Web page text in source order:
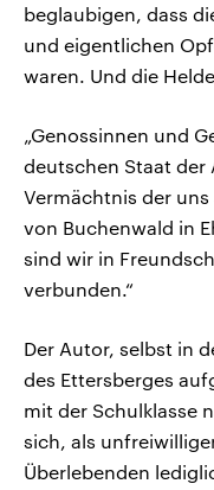
beglaubigen, dass
und eigentlichen
waren. Und die
„Genossinnen und
deutschen Staat der
Vermächtnis der
von Buchenwald in
sind wir in
verbunden.“
Der Autor, selbst in
des Ettersberges
mit der Schulklasse
sich, als
Überlebenden